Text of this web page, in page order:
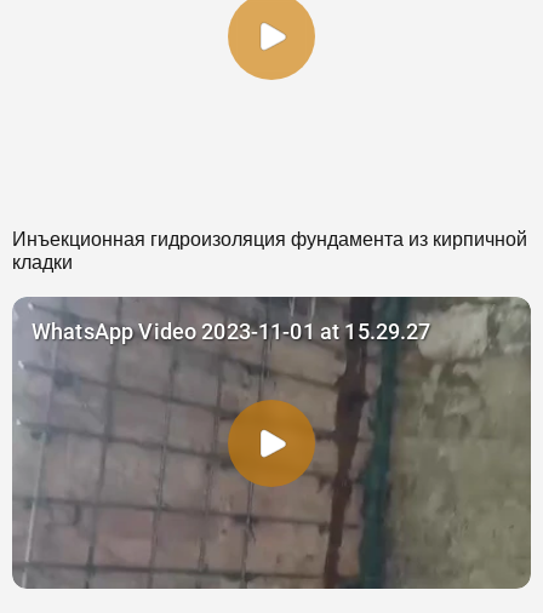
Инъекционная гидроизоляция фундамента из кирпичной
кладки